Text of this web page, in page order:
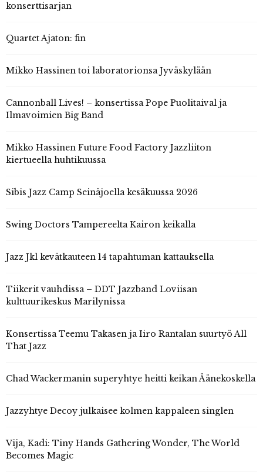
konserttisarjan
Quartet Ajaton: fin
Mikko Hassinen toi laboratorionsa Jyväskylään
Cannonball Lives! – konsertissa Pope Puolitaival ja
Ilmavoimien Big Band
Mikko Hassinen Future Food Factory Jazzliiton
kiertueella huhtikuussa
Sibis Jazz Camp Seinäjoella kesäkuussa 2026
Swing Doctors Tampereelta Kairon keikalla
Jazz Jkl kevätkauteen 14 tapahtuman kattauksella
Tiikerit vauhdissa – DDT Jazzband Loviisan
kulttuurikeskus Marilynissa
Konsertissa Teemu Takasen ja Iiro Rantalan suurtyö All
That Jazz
Chad Wackermanin superyhtye heitti keikan Äänekoskella
Jazzyhtye Decoy julkaisee kolmen kappaleen singlen
Vija, Kadi: Tiny Hands Gathering Wonder, The World
Becomes Magic